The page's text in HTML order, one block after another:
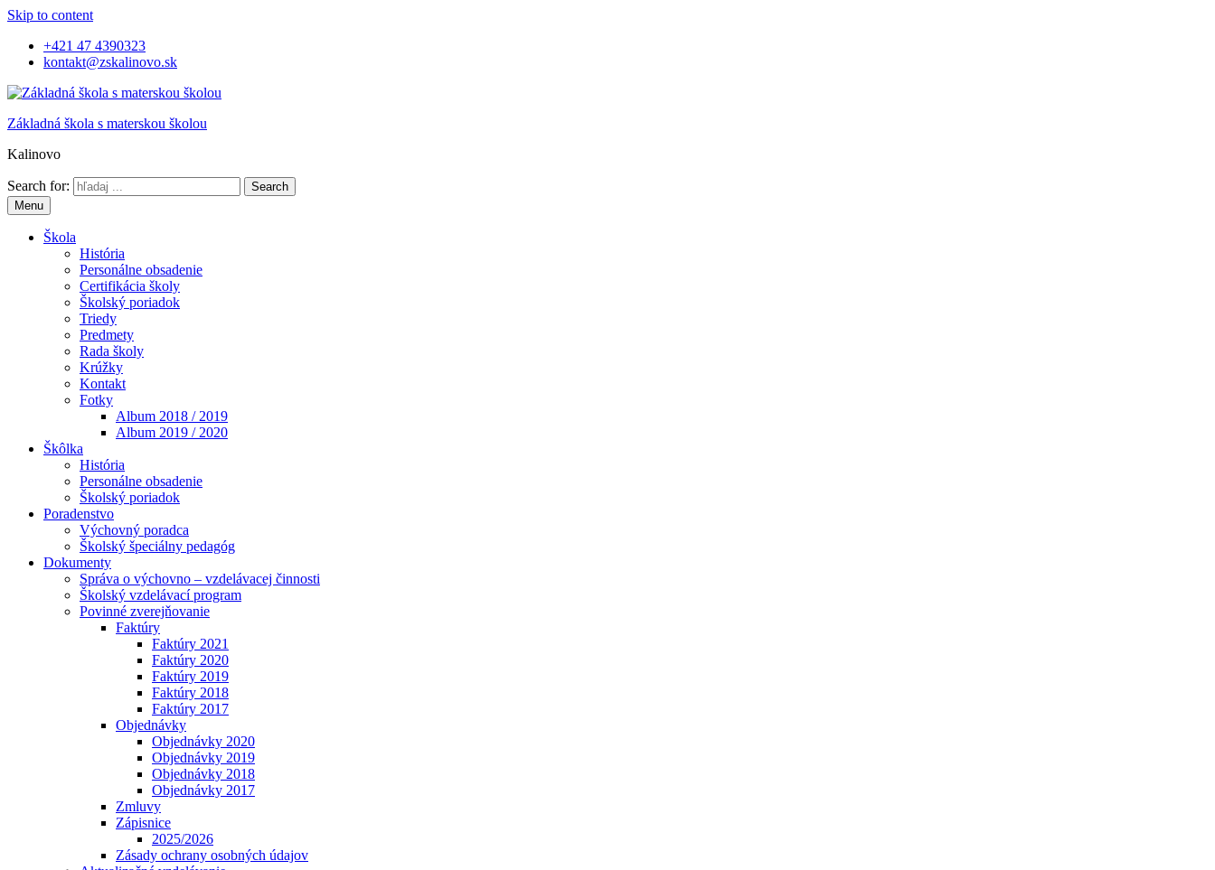
Skip to content
+421 47 4390323
kontakt@zskalinovo.sk
Základná škola s materskou školou
Kalinovo
Search for:
Menu
Škola
História
Personálne obsadenie
Certifikácia školy
Školský poriadok
Triedy
Predmety
Rada školy
Krúžky
Kontakt
Fotky
Album 2018 / 2019
Album 2019 / 2020
Škôlka
História
Personálne obsadenie
Školský poriadok
Poradenstvo
Výchovný poradca
Školský špeciálny pedagóg
Dokumenty
Správa o výchovno – vzdelávacej činnosti
Školský vzdelávací program
Povinné zverejňovanie
Faktúry
Faktúry 2021
Faktúry 2020
Faktúry 2019
Faktúry 2018
Faktúry 2017
Objednávky
Objednávky 2020
Objednávky 2019
Objednávky 2018
Objednávky 2017
Zmluvy
Zápisnice
2025/2026
Zásady ochrany osobných údajov